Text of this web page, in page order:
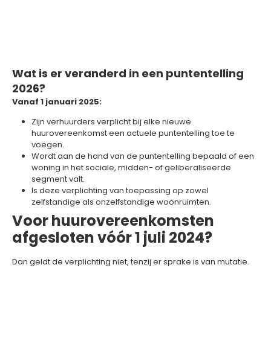
Wat is er veranderd in een puntentelling
2026?
Vanaf 1 januari 2025:
Zijn verhuurders verplicht bij elke nieuwe
huurovereenkomst een actuele puntentelling toe te
voegen.
Wordt aan de hand van de puntentelling bepaald of een
woning in het sociale, midden- of geliberaliseerde
segment valt.
Is deze verplichting van toepassing op zowel
zelfstandige als onzelfstandige woonruimten.
Voor huurovereenkomsten
afgesloten vóór 1 juli 2024?
Dan geldt de verplichting niet, tenzij er sprake is van mutatie.